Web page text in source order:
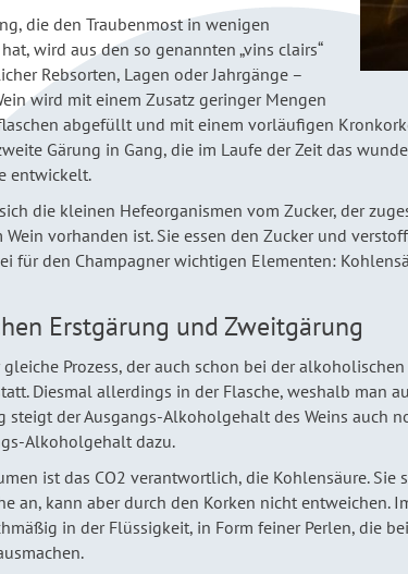
die den Traubenmost in wenigen
wird aus den so genannten „vins clairs“
Rebsorten, Lagen oder Jahrgänge –
wird mit einem Zusatz geringer Mengen
abgefüllt und mit einem vorläufigen
Gärung in Gang, die im Laufe der Zeit das
entwickelt.
die kleinen Hefeorganismen vom Zucker, der
Wein vorhanden ist. Sie essen den Zucker und
für den Champagner wichtigen Elementen:
Erstgärung und Zweitgärung
Prozess, der auch schon bei der
Diesmal allerdings in der Flasche, weshalb man
steigt der Ausgangs-Alkoholgehalt des Weins auch
Alkoholgehalt dazu.
ist das CO2 verantwortlich, die Kohlensäure.
an, kann aber durch den Korken nicht entweichen.
in der Flüssigkeit, in Form feiner Perlen, die